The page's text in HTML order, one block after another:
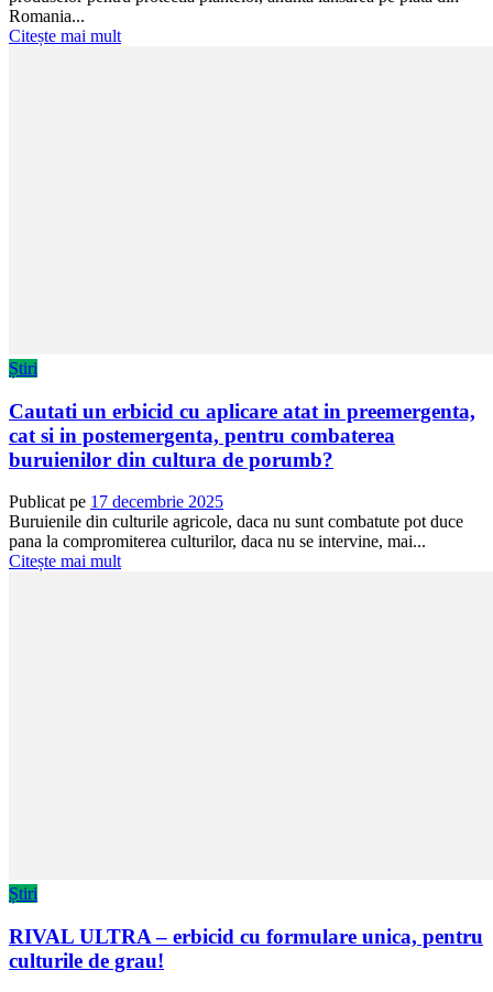
Romania...
Citește mai mult
Știri
Cautati un erbicid cu aplicare atat in preemergenta,
cat si in postemergenta, pentru combaterea
buruienilor din cultura de porumb?
Publicat pe 17 decembrie 2025
Buruienile din culturile agricole, daca nu sunt combatute pot duce
pana la compromiterea culturilor, daca nu se intervine, mai...
Citește mai mult
Știri
RIVAL ULTRA – erbicid cu formulare unica, pentru
culturile de grau!